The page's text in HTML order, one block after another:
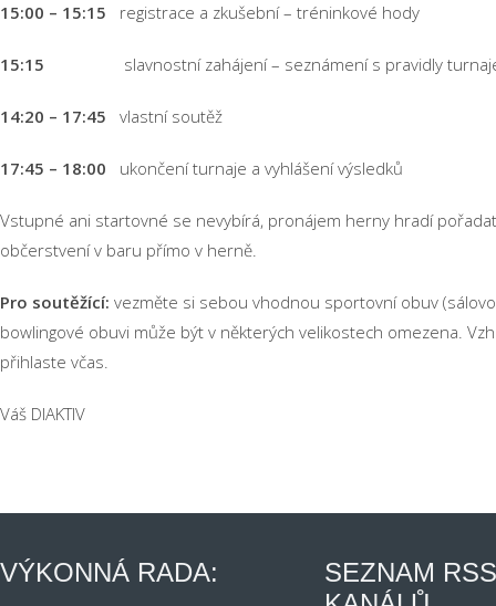
15:00 – 15:15 registrace a zkušební – tréninkové hody
15:15 slavnostní zahájení – seznámení s pravidly
14:20 – 17:45 vlastní soutěž
17:45 – 18:00 ukončení turnaje a vyhlášení výsledků
Vstupné ani startovné se nevybírá, pronájem herny hradí
občerstvení v baru přímo v herně.
Pro soutěžící: vezměte si sebou vhodnou sportovní obuv
bowlingové obuvi může být v některých velikostech omezena.
přihlaste včas.
Váš DIAKTIV
VÝKONNÁ RADA:
SEZNAM RSS